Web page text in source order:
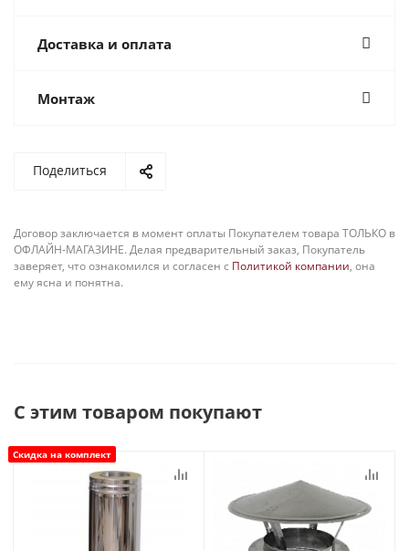
Доставка и оплата
Монтаж
Поделиться
Договор заключается в момент оплаты Покупателем товара ТОЛЬКО в
ОФЛАЙН-МАГАЗИНЕ. Делая предварительный заказ, Покупатель
заверяет, что ознакомился и согласен с Политикой компании, она
ему ясна и понятна.
С этим товаром покупают
Скидка на комплект